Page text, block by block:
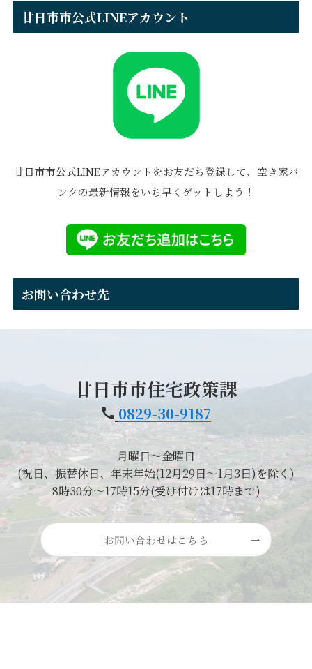
廿日市市公式LINEアカウント
廿日市市公式LINEアカウントをお友だち登録して、空き家バ
ンクの最新情報をいち早くゲットしよう！
お問い合わせ先
廿日市市住宅政策課
0829-30-9187
月曜日～金曜日
(祝日、振替休日、年末年始(12月29日～1月3日)を除く)
8時30分～17時15分(受け付けは17時まで)
お問い合わせはこちら